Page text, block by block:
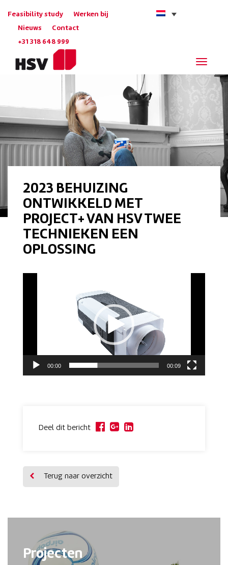
Feasibility study Werken bij
Nieuws Contact
+31 318 648 999
2023 BEHUIZING
ONTWIKKELD MET
PROJECT+ VAN HSV TWEE
TECHNIEKEN EEN
OPLOSSING
00:00 00:09
Deel dit bericht
Terug naar overzicht
Projecten